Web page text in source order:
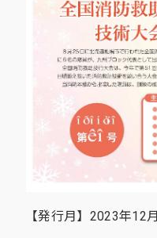
【発行月】2023年12月